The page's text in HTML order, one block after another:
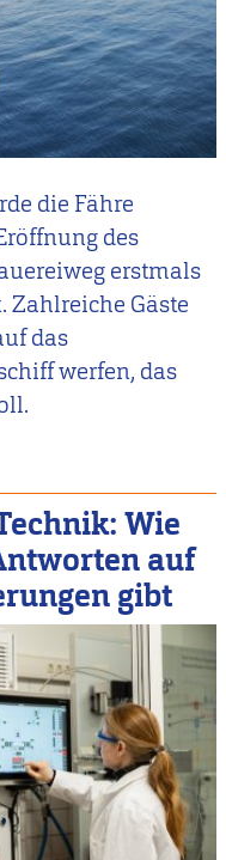
die Fähre
des
erstmals
Zahlreiche Gäste
das
werfen, das
Wie
auf
gibt